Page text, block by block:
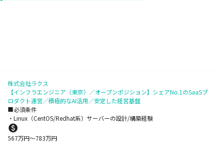
株式会社ラクス
【インフラエンジニア（東京）／オープンポジション】シェアNo.1のSaaSプ
ロダクト運営／積極的なAI活用／安定した経営基盤
■必須条件
・Linux（CentOS/Redhat系）サーバーの設計/構築経験
567万円〜783万円